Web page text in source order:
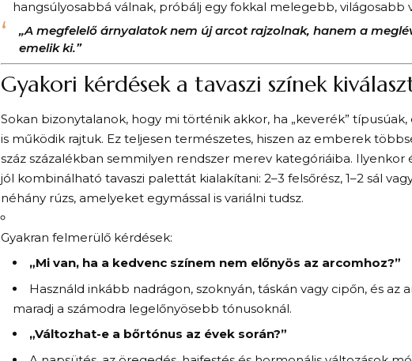
hangsúlyosabbá válnak, próbálj egy fokkal melegebb, világosabb
„A megfelelő árnyalatok nem új arcot rajzolnak, hanem a
emelik ki.”
Gyakori kérdések a tavaszi színek
Sokan bizonytalanok, hogy mi történik akkor, ha „keverék”
is működik rajtuk. Ez teljesen természetes, hiszen az emberek
száz százalékban semmilyen rendszer merev kategóriáiba. Ilyenkor
jól kombinálható tavaszi palettát kialakítani: 2–3 felsőrész, 1–2 sál
néhány rúzs, amelyeket egymással is variálni tudsz.
Gyakran felmerülő kérdések:
„Mi van, ha a kedvenc színem nem előnyös az arcomhoz?”
Használd inkább nadrágon, szoknyán, táskán vagy cipőn, és az
maradj a számodra legelőnyösebb tónusoknál.
„Változhat-e a bőrtónus az évek során?”